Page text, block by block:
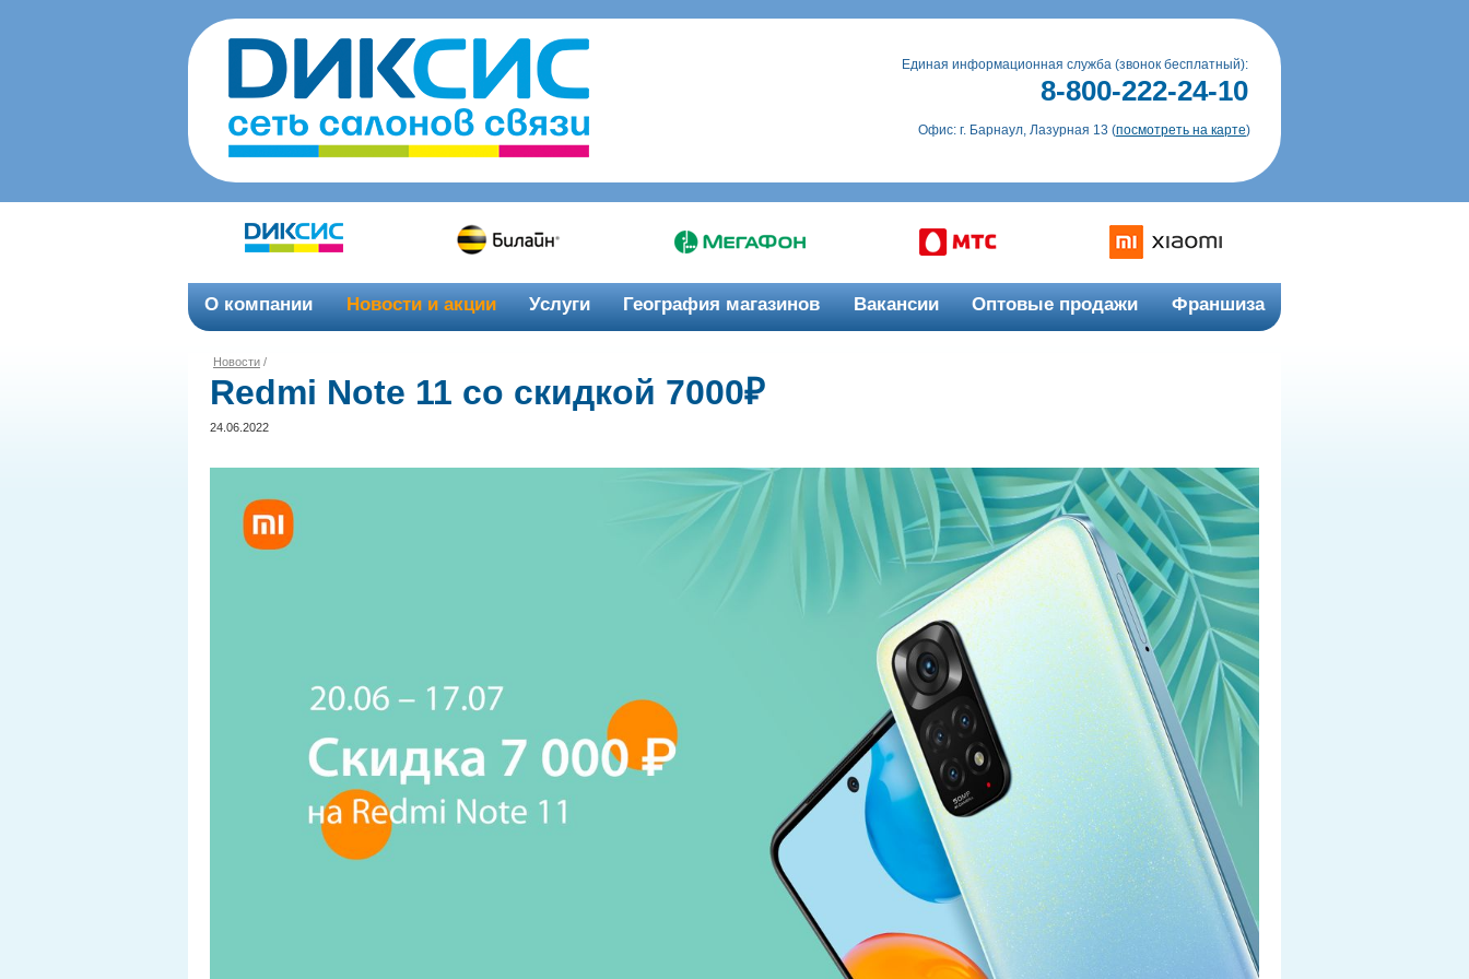
Единая информационная служба (звонок бесплатный):
8-800-222-24-10
Офис: г. Барнаул, Лазурная 13 (посмотреть на карте)
О компании Новости и акции Услуги География магазинов Вакансии Оптовые продажи Франшиза
Новости /
Redmi Note 11 со скидкой 7000₽
24.06.2022